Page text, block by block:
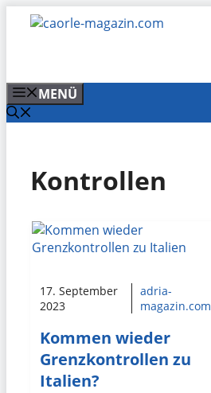
Zum
Inhalt
MENÜ
Kontrollen
17. September
2023
adria-
magazin.com
Kommen wieder
Grenzkontrollen zu
Italien?